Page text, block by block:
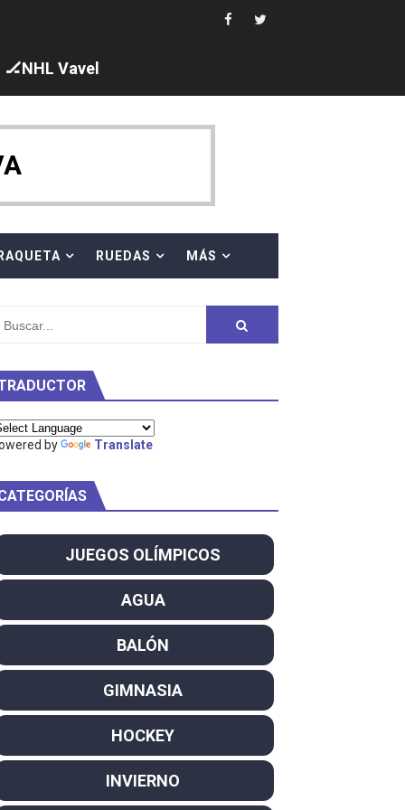
los protagonistas. Ángela Martínez fue 5ª en 10km
en plataforma. 5 orazos para Chiara Pellacani,
en el Grand Slam Mexico
Project
dominan el Europeo
se reparten el botín y Caetano Horta y Rodrigo Conde
decacampeonas y quinto oro consecutivo
Champion
🏒NHL Vavel
RAQUETA RUEDAS MÁS
by Translate
JUEGOS OLÍMPICOS
AGUA
BALÓN
GIMNASIA
HOCKEY
INVIERNO